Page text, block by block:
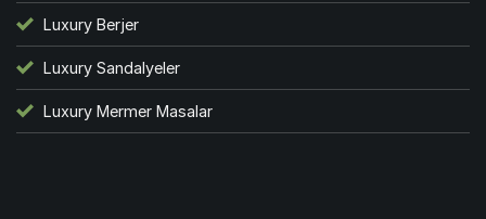
Luxury Berjer
Luxury Sandalyeler
Luxury Mermer Masalar